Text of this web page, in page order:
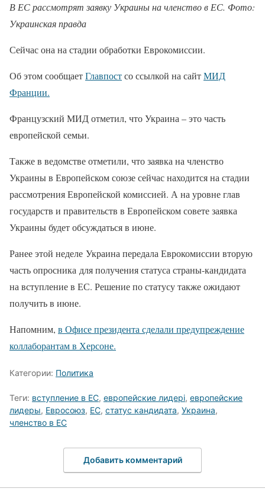
В ЕС рассмотрят заявку Украины на членство в ЕС. Фото:
Украинская правда
Сейчас она на стадии обработки Еврокомиссии.
Об этом сообщаетГлавпостсо ссылкой на сайтМИД
Франции.
Французский МИД отметил, что Украина – это часть
европейской семьи.
Также в ведомстве отметили, что заявка на членство
Украины в Европейском союзе сейчас находится на стадии
рассмотрения Европейской комиссией. А на уровне глав
государств и правительств в Европейском совете заявка
Украины будет обсуждаться в июне.
Ранее этой неделе Украина передала Еврокомиссии вторую
часть опросника для получения статуса страны-кандидата
на вступление в ЕС. Решение по статусу также ожидают
получить в июне.
Напомним, в Офисе президента сделали предупреждение
коллаборантам в Херсоне.
Категории: Политика
Теги: вступление в ЕС, европейские лидері, европейские
лидеры, Евросоюз, ЕС, статус кандидата, Украина,
членство в ЕС
Добавить комментарий